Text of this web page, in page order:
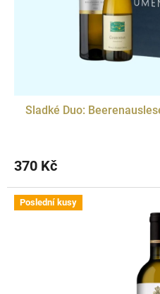
Sladké Duo:
370 Kč
Poslední kusy